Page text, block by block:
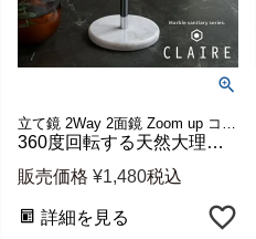
立て鏡 2Way 2面鏡 Zoom up コスメミラー 円型 小さめ 化粧鏡
360度回転する天然大理石の卓上スタンドミラー 3倍拡大鏡付き 約W16.5×H28cm [66735]
販売価格 ¥1,480税込
詳細を見る